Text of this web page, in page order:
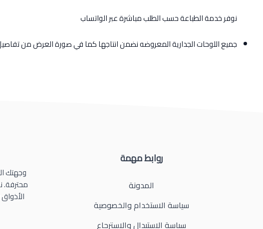
نوفر خدمة الطباعة حسب الطلب مباشرة عبر الواتساب
جميع اللوحات الجدارية المعروضه نضمن انتاجها كما في صورة العرض من
روابط مهمة
المدونة
سياسة الاستخدام والخصوصية
سياسة الاستبدال والاسترجاع
وجهتك
محترفة.